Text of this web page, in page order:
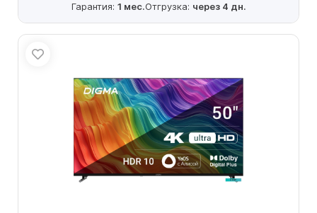
Гарантия: 1 мес.Отгрузка: через 4 дн.